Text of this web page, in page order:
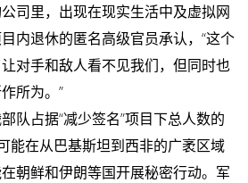
司里，出现在现实生活中及虚拟网
内退休的匿名高级官员承认，“这个
对手和敌人看不见我们，但同时也
所为。”
队占据“减少签名”项目下总人数的
能在从巴基斯坦到西非的广袤区域
朝鲜和伊朗等国开展秘密行动。军